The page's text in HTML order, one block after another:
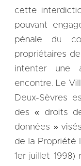
cette
pouvant
pénale du
propriétaires
intenter une
encontre. Le
Deux-Sèvres
des « droits
données »
de la Propriété
1er juillet 1998)